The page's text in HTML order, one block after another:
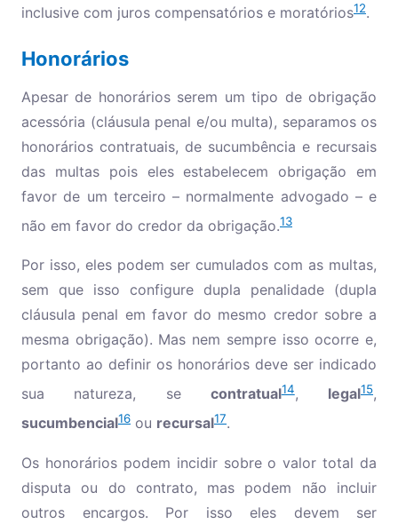
inclusive com juros compensatórios e moratórios12.
Honorários
Apesar de honorários serem um tipo de obrigação
acessória (cláusula penal e/ou multa), separamos os
honorários contratuais, de sucumbência e recursais
das multas pois eles estabelecem obrigação em
favor de um terceiro – normalmente advogado – e
não em favor do credor da obrigação.13
Por isso, eles podem ser cumulados com as multas,
sem que isso configure dupla penalidade (dupla
cláusula penal em favor do mesmo credor sobre a
mesma obrigação). Mas nem sempre isso ocorre e,
portanto ao definir os honorários deve ser indicado
sua natureza, se contratual14, legal15,
sucumbencial16 ou recursal17.
Os honorários podem incidir sobre o valor total da
disputa ou do contrato, mas podem não incluir
outros encargos. Por isso eles devem ser